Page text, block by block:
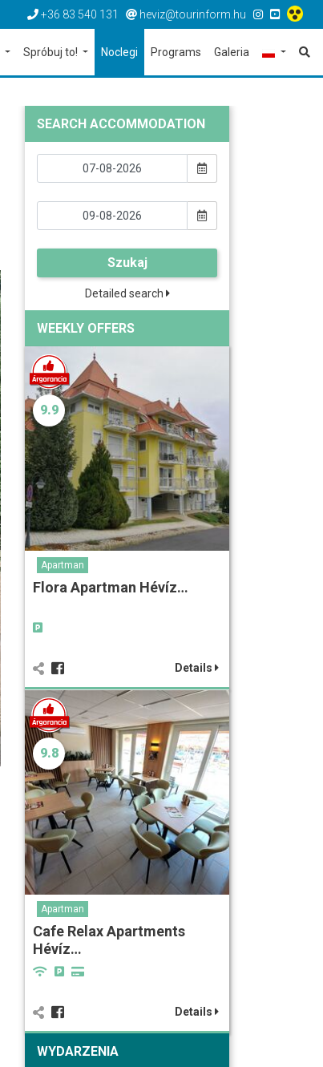
+36 83 540 131 heviz@tourinform.hu
Spróbuj to! Noclegi Programs Galeria
SEARCH ACCOMMODATION
Szukaj
Detailed search
WEEKLY OFFERS
9.9
Apartman
Flora Apartman Hévíz…
Details
9.8
Apartman
Cafe Relax Apartments
Hévíz…
Details
WYDARZENIA